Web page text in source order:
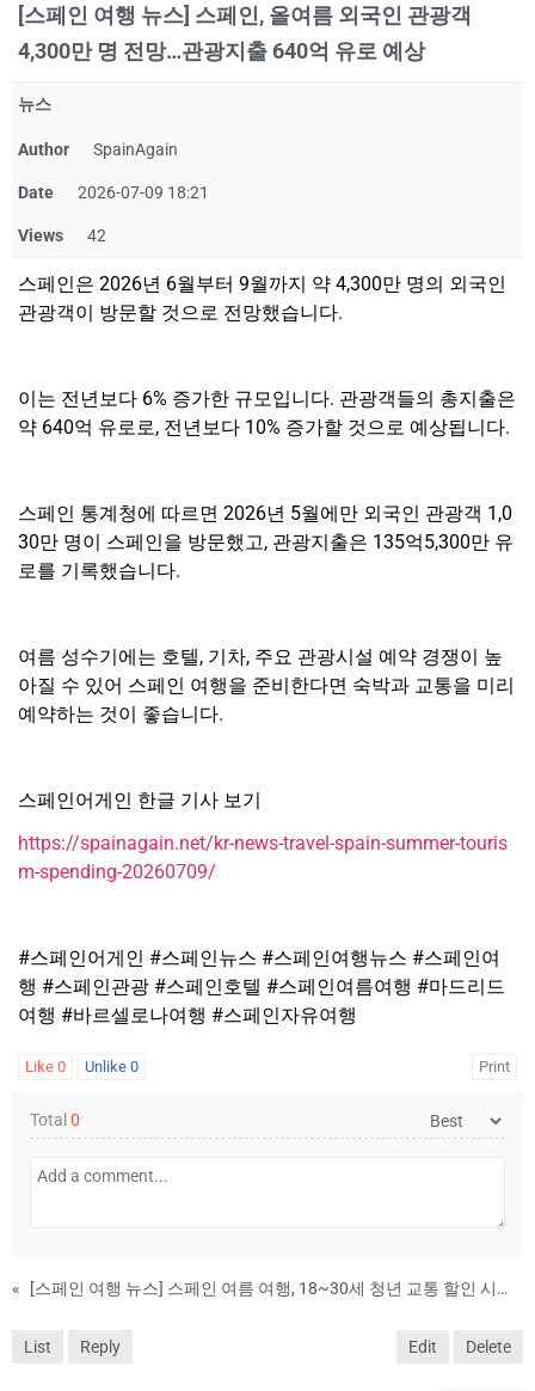
[스페인 여행 뉴스] 스페인, 올여름 외국인 관광객
4,300만 명 전망…관광지출 640억 유로 예상
뉴스
Author SpainAgain
Date 2026-07-09 18:21
Views 42
스페인은 2026년 6월부터 9월까지 약 4,300만 명의 외국인
관광객이 방문할 것으로 전망했습니다.
이는 전년보다 6% 증가한 규모입니다. 관광객들의 총지출은
약 640억 유로로, 전년보다 10% 증가할 것으로 예상됩니다.
스페인 통계청에 따르면 2026년 5월에만 외국인 관광객 1,0
30만 명이 스페인을 방문했고, 관광지출은 135억5,300만 유
로를 기록했습니다.
여름 성수기에는 호텔, 기차, 주요 관광시설 예약 경쟁이 높
아질 수 있어 스페인 여행을 준비한다면 숙박과 교통을 미리
예약하는 것이 좋습니다.
스페인어게인 한글 기사 보기
https://spainagain.net/kr-news-travel-spain-summer-touris
m-spending-20260709/
#스페인어게인 #스페인뉴스 #스페인여행뉴스 #스페인여
행 #스페인관광 #스페인호텔 #스페인여름여행 #마드리드
여행 #바르셀로나여행 #스페인자유여행
Like 0 Unlike 0 Print
Total0
« [스페인 여행 뉴스] 스페인 여름 여행, 18~30세 청년 교통 할인 시작…도로 혼잡 주말도 확인해야
List Reply Edit Delete